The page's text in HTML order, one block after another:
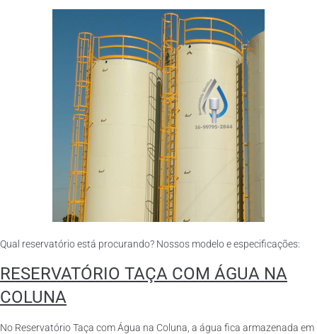
Qual reservatório está procurando? Nossos modelo e especificações:
RESERVATÓRIO TAÇA COM ÁGUA NA
COLUNA
No Reservatório Taça com Água na Coluna, a água fica armazenada em